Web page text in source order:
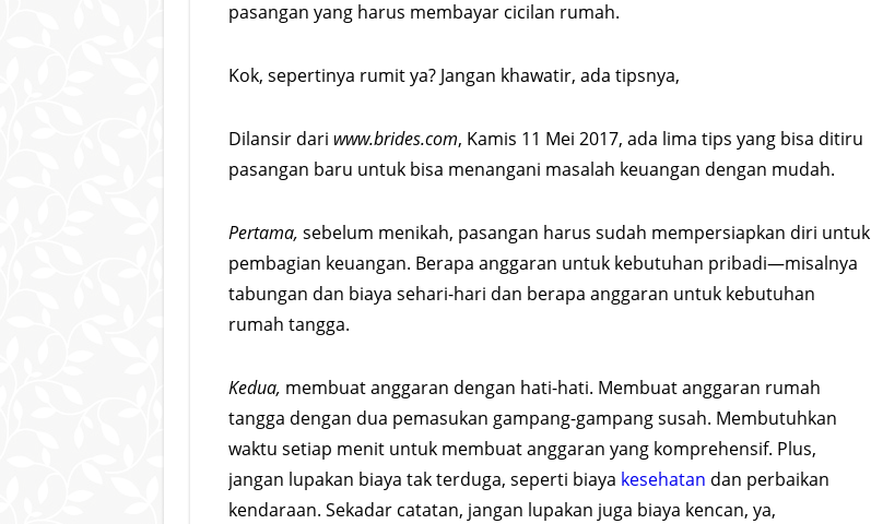
pasangan yang harus membayar cicilan rumah.
Kok, sepertinya rumit ya? Jangan khawatir, ada tipsnya,
Dilansir dari www.brides.com, Kamis 11 Mei 2017, ada lima tips yang bisa ditiru
pasangan baru untuk bisa menangani masalah keuangan dengan mudah.
Pertama, sebelum menikah, pasangan harus sudah mempersiapkan diri untuk
pembagian keuangan. Berapa anggaran untuk kebutuhan pribadi—misalnya
tabungan dan biaya sehari-hari dan berapa anggaran untuk kebutuhan
rumah tangga.
Kedua, membuat anggaran dengan hati-hati. Membuat anggaran rumah
tangga dengan dua pemasukan gampang-gampang susah. Membutuhkan
waktu setiap menit untuk membuat anggaran yang komprehensif. Plus,
jangan lupakan biaya tak terduga, seperti biaya kesehatan dan perbaikan
kendaraan. Sekadar catatan, jangan lupakan juga biaya kencan, ya,